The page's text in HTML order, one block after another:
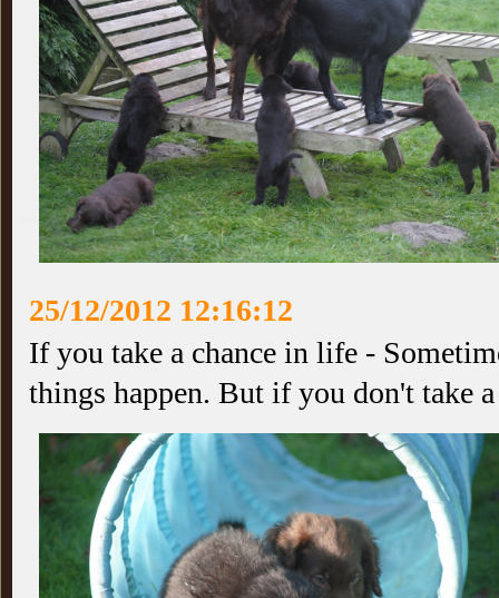
25/12/2012 12:16:12
If you take a chance in life -
things happen. But if you don't take